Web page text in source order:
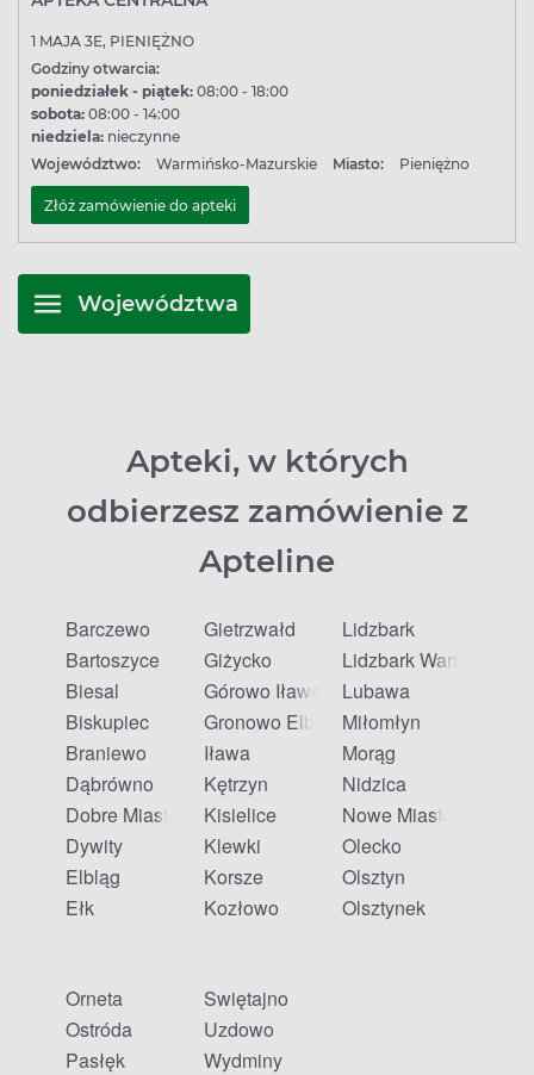
1 MAJA 3E, PIENIĘŻNO
Godziny otwarcia:
poniedziałek - piątek: 08:00 - 18:00
sobota: 08:00 - 14:00
niedziela: nieczynne
Województwo:
Warmińsko-Mazurskie Miasto: Pieniężno
Złóż zamówienie do apteki
Województwa
Apteki, w których
odbierzesz zamówienie z
Apteline
Barczewo
Bartoszyce
Biesal
Biskupiec
Braniewo
Dąbrówno
Dobre Miasto
Dywity
Elbląg
Ełk
Gietrzwałd
Giżycko
Górowo Iławeckie
Gronowo Elbląskie
Iława
Kętrzyn
Kisielice
Klewki
Korsze
Kozłowo
Lidzbark
Lidzbark Warmiński
Lubawa
Miłomłyn
Morąg
Nidzica
Nowe Miasto
Olecko
Olsztyn
Olsztynek
Orneta
Ostróda
Pasłęk
Świętajno
Uzdowo
Wydminy